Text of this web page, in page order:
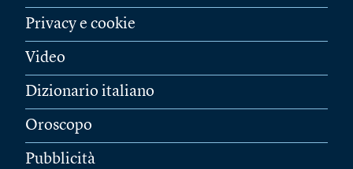
Privacy e cookie
Video
Dizionario italiano
Oroscopo
Pubblicità